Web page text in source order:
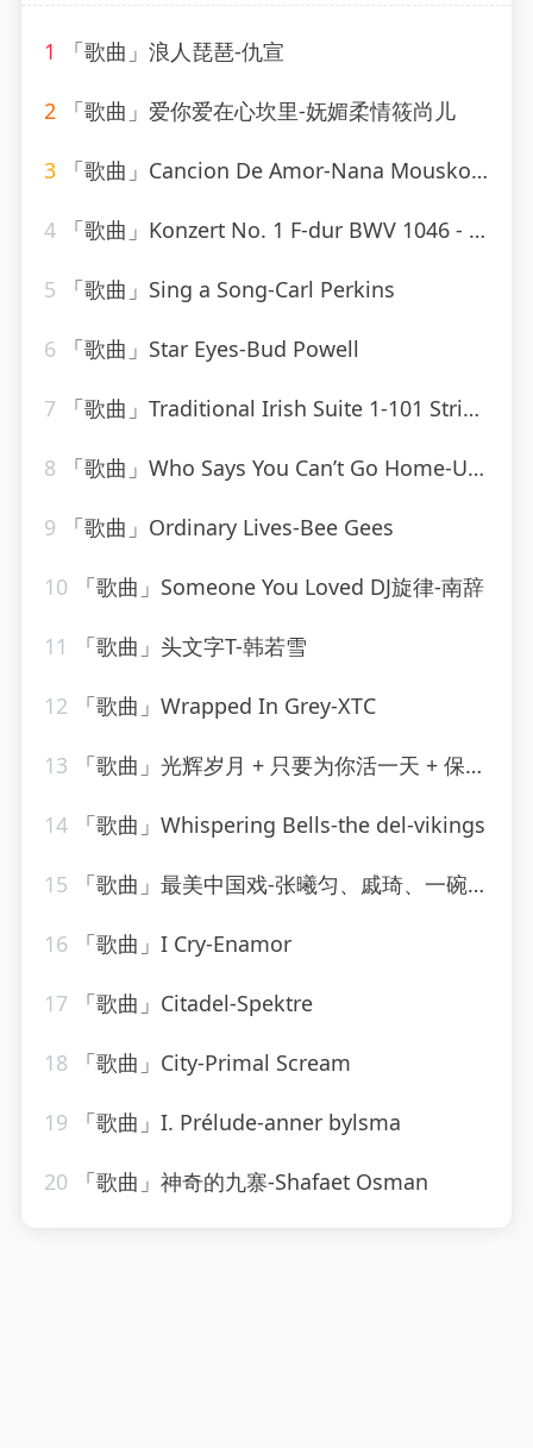
1 「歌曲」浪人琵琶-仇宣
2 「歌曲」爱你爱在心坎里-妩媚柔情筱尚儿
3 「歌曲」Cancion De Amor-Nana Mouskouri
4 「歌曲」Konzert No. 1 F-dur BWV 1046 - Allegro-Karl Richter、The Munich Philharmonic Orchestra
5 「歌曲」Sing a Song-Carl Perkins
6 「歌曲」Star Eyes-Bud Powell
7 「歌曲」Traditional Irish Suite 1-101 Strings Orchestra
8 「歌曲」Who Says You Can’t Go Home-Ultimate Dance Hits_20260807_130855
9 「歌曲」Ordinary Lives-Bee Gees
10 「歌曲」Someone You Loved DJ旋律-南辞
11 「歌曲」头文字T-韩若雪
12 「歌曲」Wrapped In Grey-XTC
13 「歌曲」光辉岁月 + 只要为你活一天 + 保重-谢霆锋、朱一龙
14 「歌曲」Whispering Bells-the del-vikings
15 「歌曲」最美中国戏-张曦匀、戚琦、一碗麟犀
16 「歌曲」I Cry-Enamor
17 「歌曲」Citadel-Spektre
18 「歌曲」City-Primal Scream
19 「歌曲」I. Prélude-anner bylsma
20 「歌曲」神奇的九寨-Shafaet Osman